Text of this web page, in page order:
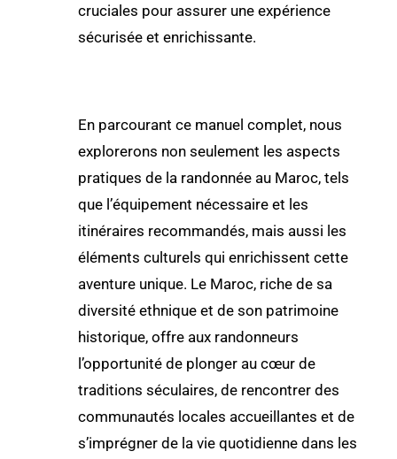
cruciales pour assurer une expérience
sécurisée et enrichissante.
En parcourant ce manuel complet, nous
explorerons non seulement les aspects
pratiques de la randonnée au Maroc, tels
que l’équipement nécessaire et les
itinéraires recommandés, mais aussi les
éléments culturels qui enrichissent cette
aventure unique. Le Maroc, riche de sa
diversité ethnique et de son patrimoine
historique, offre aux randonneurs
l’opportunité de plonger au cœur de
traditions séculaires, de rencontrer des
communautés locales accueillantes et de
s’imprégner de la vie quotidienne dans les